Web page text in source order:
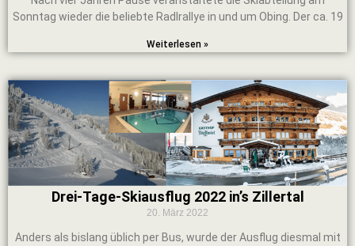
Sonntag wieder die beliebte Radlrallye in und um Obing. Der ca. 19
Weiterlesen »
Drei-Tage-Skiausflug 2022 in’s Zillertal
20. März 2022
Anders als bislang üblich per Bus, wurde der Ausflug diesmal mit